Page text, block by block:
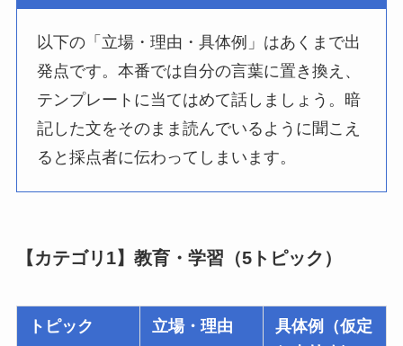
以下の「立場・理由・具体例」はあくまで出
発点です。本番では自分の言葉に置き換え、
テンプレートに当てはめて話しましょう。暗
記した文をそのまま読んでいるように聞こえ
ると採点者に伝わってしまいます。
【カテゴリ1】教育・学習（5トピック）
トピック 立場・理由
具体例（仮定